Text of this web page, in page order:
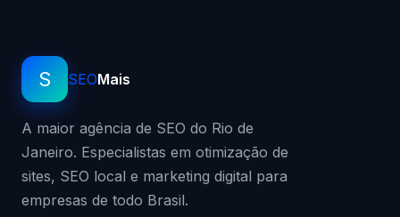
S SEOMais
A maior agência de SEO do Rio de
Janeiro. Especialistas em otimização de
sites, SEO local e marketing digital para
empresas de todo Brasil.